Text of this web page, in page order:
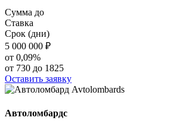
Сумма до
Ставка
Срок (дни)
5 000 000 ₽
от 0,09%
от 730 до 1825
Оставить заявку
Автоломбардс